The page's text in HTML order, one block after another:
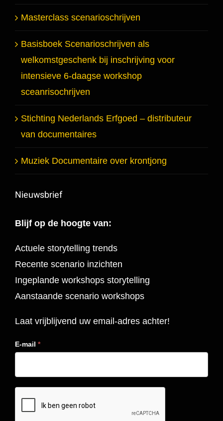
Masterclass scenarioschrijven
Basisboek Scenarioschrijven als
welkomstgeschenk bij inschrijving voor
intensieve 6-daagse workshop
sceanrisochrijven
Stichting Nederlands Erfgoed – distributeur
van documentaires
Muziek Documentaire over krontjong
Nieuwsbrief
Blijf op de hoogte van:
Actuele storytelling trends
Recente scenario inzichten
Ingeplande workshops storytelling
Aanstaande scenario workshops
Laat vrijblijvend uw email-adres achter!
E-mail *